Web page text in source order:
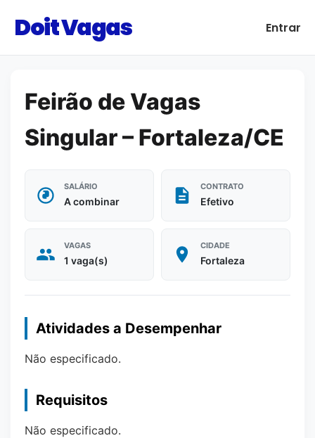
Doit Vagas Entrar
Feirão de Vagas
Singular – Fortaleza/CE
SALÁRIO
A combinar
CONTRATO
Efetivo
VAGAS
1 vaga(s)
CIDADE
Fortaleza
Atividades a Desempenhar
Não especificado.
Requisitos
Não especificado.